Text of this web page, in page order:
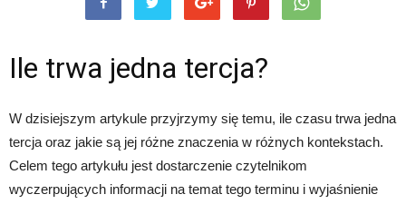
Ile trwa jedna tercja?
W dzisiejszym artykule przyjrzymy się temu, ile czasu trwa jedna
tercja oraz jakie są jej różne znaczenia w różnych kontekstach.
Celem tego artykułu jest dostarczenie czytelnikom
wyczerpujących informacji na temat tego terminu i wyjaśnienie